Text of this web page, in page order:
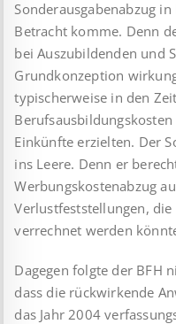
Sonder­aus­gabenabzug
Betracht kom­me. Denn
bei Aus­zu­bil­den­den und
Grundkonzeption
typischerweise in den
Ein­künfte erzielten. Der
ins Leere. Denn er
Werbungs­kosten­abzug
Verlustfeststellungen,
verrechnet werden
Dagegen folgte der BFH
dass die rückwirkende
das Jahr 2004